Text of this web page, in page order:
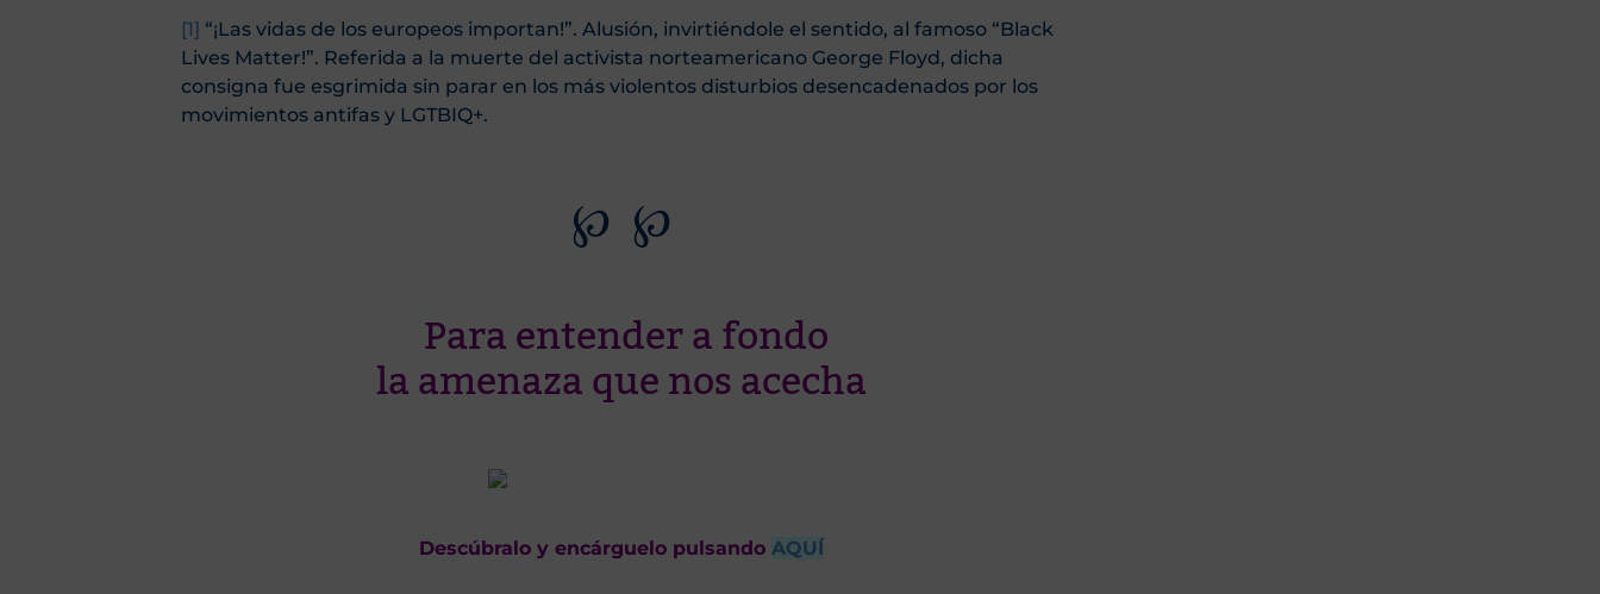
[1] “¡Las vidas de los europeos importan!”. Alusión, invirtiéndole el sentido, al famoso “Black
Lives Matter!”. Referida a la muerte del activista norteamericano George Floyd, dicha
consigna fue esgrimida sin parar en los más violentos disturbios desencadenados por los
movimientos antifas y LGTBIQ+.
℘ ℘
Para entender a fondo
la amenaza que nos acecha
Descúbralo y encárguelo pulsando AQUÍ